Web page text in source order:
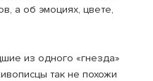
а об эмоциях, цвете,
из одного «гнезда»
так не похожи